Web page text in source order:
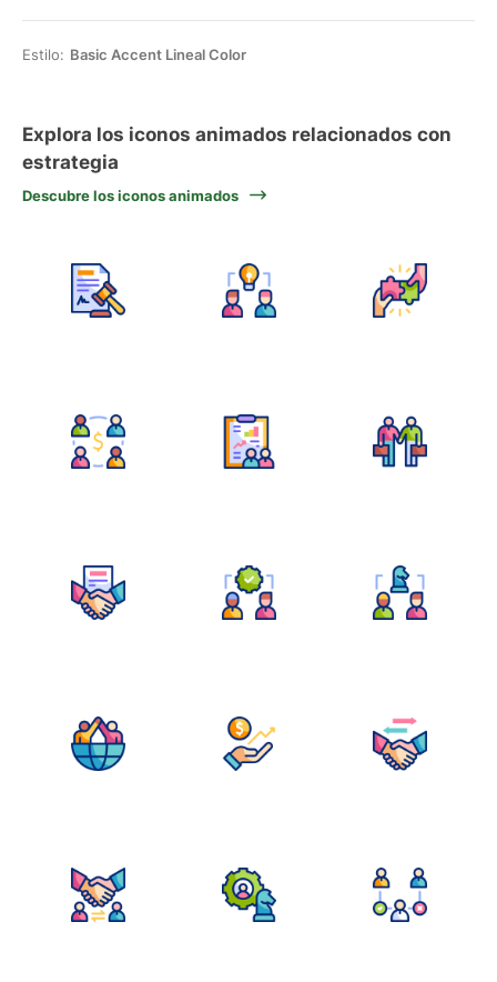
Estilo: Basic Accent Lineal Color
Explora los iconos animados relacionados con
estrategia
Descubre los iconos animados